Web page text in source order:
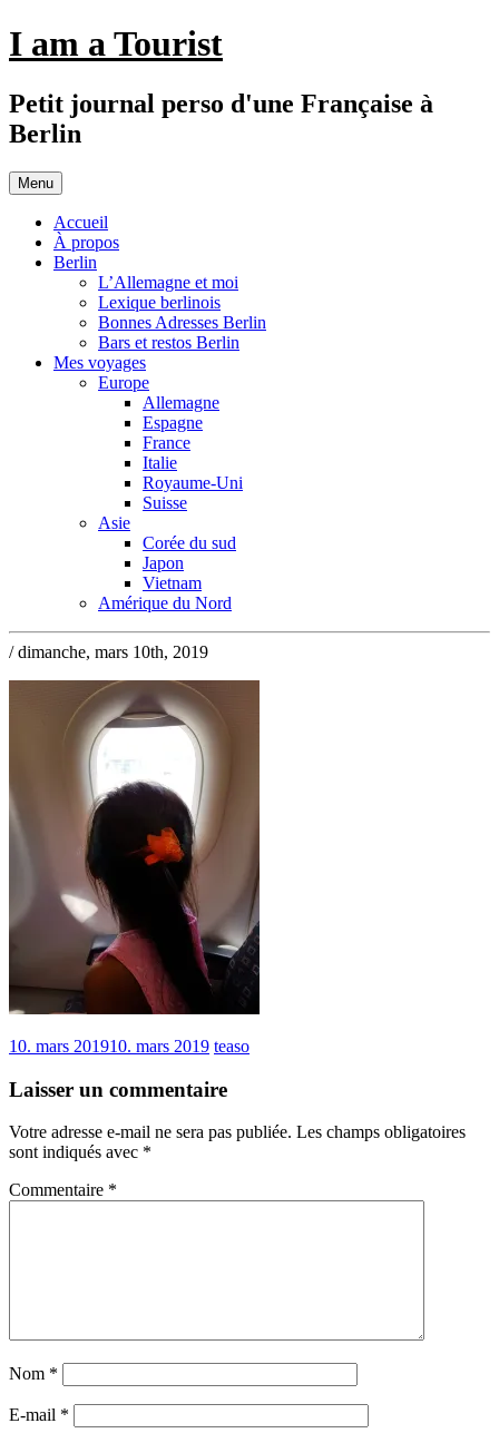
Aller
au
I am a Tourist
Petit journal perso d'une Française à
Berlin
Menu
Accueil
À propos
Berlin
L’Allemagne et moi
Lexique berlinois
Bonnes Adresses Berlin
Bars et restos Berlin
Mes voyages
Europe
Allemagne
Espagne
France
Italie
Royaume-Uni
Suisse
Asie
Corée du sud
Japon
Vietnam
Amérique du Nord
/ dimanche, mars 10th, 2019
10. mars 201910. mars 2019 teaso
Laisser un commentaire
Votre adresse e-mail ne sera pas publiée. Les champs obligatoires
sont indiqués avec *
Commentaire *
Nom *
E-mail *